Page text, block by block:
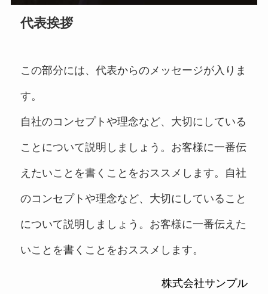
代表挨拶
この部分には、代表からのメッセージが入りま
す。
自社のコンセプトや理念など、大切にしている
ことについて説明しましょう。お客様に一番伝
えたいことを書くことをおススメします。自社
のコンセプトや理念など、大切にしていること
について説明しましょう。お客様に一番伝えた
いことを書くことをおススメします。
株式会社サンプル